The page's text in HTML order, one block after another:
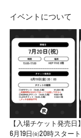
イベントについて
【入場チケット発売日】
6月19日㈮20時スタート